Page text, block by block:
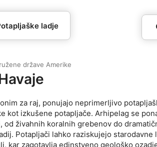
ladje
države Amerike
za raj, ponujajo neprimerljivo
kot izkušene potapljače. Arhipelag se
od živahnih koralnih grebenov do
Potapljači lahko raziskujejo starodavne
kar zagotavlja edinstveno geološko